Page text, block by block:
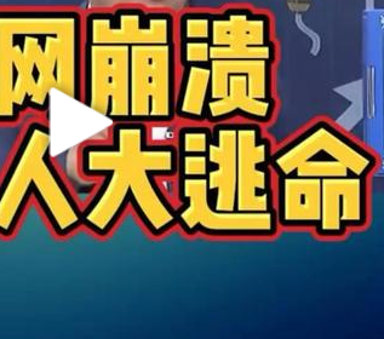
1000元，你接受吗？
1死1伤
孙亚鹏亮相
被收150元